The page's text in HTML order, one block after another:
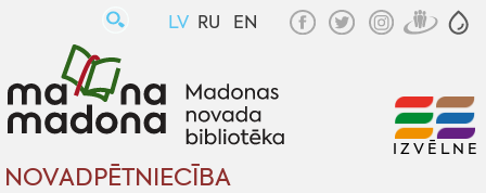
LV RU EN
NOVADPĒTNIECĪBA
IZVĒLNE